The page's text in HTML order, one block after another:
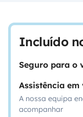
Incluído
Seguro para o
Assistência em
A nossa equipa
acompanhar